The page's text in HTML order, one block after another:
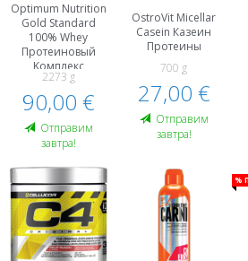
Optimum Nutrition
Gold Standard
100% Whey
Протеиновый
Kомплекс
Гидролизат
Сывороточного
Белка , WPH
2273 g
90,00 €
Oтправим
завтра!
OstroVit Micellar
Casein Казеин
Протеины
700 g
27,00 €
Oтправим
завтра!
%